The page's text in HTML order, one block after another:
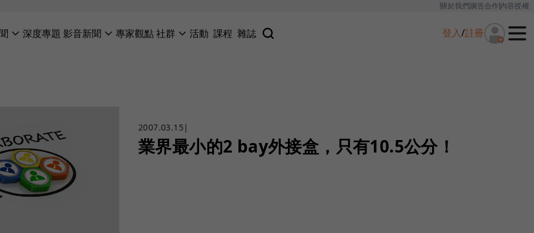
關於我們廣告合作內容授權
深度專題 影音新聞 專家觀點社群 活動 課程 雜誌 登入/註冊
2007.03.15 |
業界最小的2 bay外接盒，只有10.5公分！